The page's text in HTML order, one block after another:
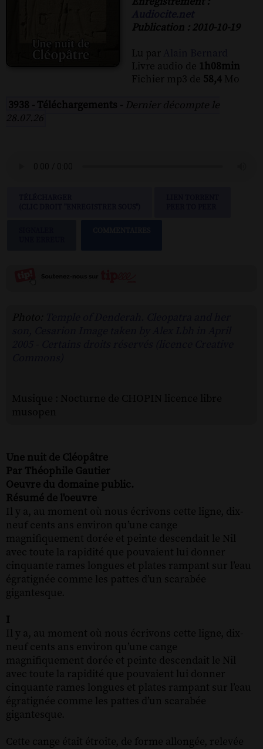
Publication : 2010-10-19
Lu par
Livre audio de 1h08min
Fichier mp3 de 58,4 Mo
3938 - Téléchargements - Dernier décompte le
28.07.26
Une nuit de Cléopâtre
Par Théophile Gautier
Oeuvre du domaine public.
Résumé de l'oeuvre
Il y a, au moment où nous écrivons cette ligne, dix-
neuf cents ans environ qu’une cange
magnifiquement dorée et peinte descendait le Nil
avec toute la rapidité que pouvaient lui donner
cinquante rames longues et plates rampant sur l’eau
égratignée comme les pattes d’un scarabée
gigantesque.
I
Il y a, au moment où nous écrivons cette ligne, dix-
neuf cents ans environ qu’une cange
magnifiquement dorée et peinte descendait le Nil
avec toute la rapidité que pouvaient lui donner
cinquante rames longues et plates rampant sur l’eau
égratignée comme les pattes d’un scarabée
gigantesque.
Cette cange était étroite, de forme allongée, relevée